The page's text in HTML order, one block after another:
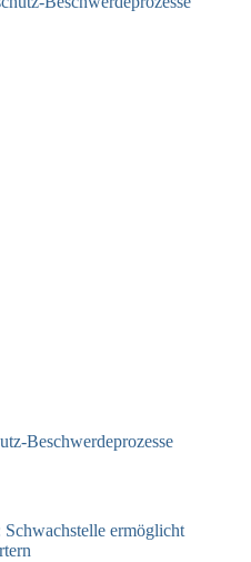
Beschwerdeprozesse